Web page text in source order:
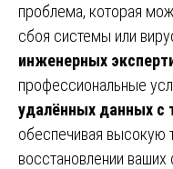
проблема, которая
сбоя системы или
инженерных
профессиональные
удалённых данных с
обеспечивая высокую
восстановлении ваших